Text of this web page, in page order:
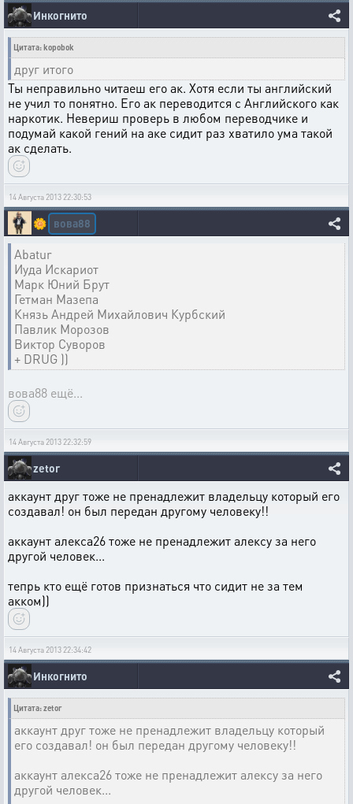
Инкогнито
Цитата: kopobok
друг итого
Ты неправильно читаеш его ак. Хотя если ты английский
не учил то понятно. Его ак переводится с Английского как
наркотик. Невериш проверь в любом переводчике и
подумай какой гений на аке сидит раз хватило ума такой
ак сделать.
14 Августа 2013 22:30:53
🌼 вова88
Abatur
Иуда Искариот
Марк Юний Брут
Гетман Мазепа
Князь Андрей Михайлович Курбский
Павлик Морозов
Виктор Суворов
+ DRUG ))
вова88 ещё...
14 Августа 2013 22:32:59
zetor
аккаунт друг тоже не пренадлежит владельцу который его
создавал! он был передан другому человеку!!
аккаунт алекса26 тоже не пренадлежит алексу за него
другой человек...
тепрь кто ещё готов признаться что сидит не за тем
акком))
14 Августа 2013 22:34:42
Инкогнито
Цитата: zetor
аккаунт друг тоже не пренадлежит владельцу который
его создавал! он был передан другому человеку!!
аккаунт алекса26 тоже не пренадлежит алексу за него
другой человек...